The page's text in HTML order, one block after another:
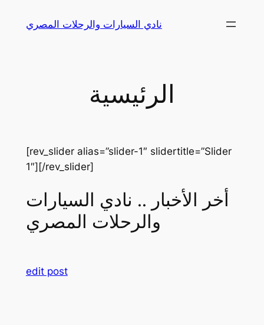
نادي السيارات والرحلات المصري
الرئيسية
[rev_slider alias=”slider-1″ slidertitle=”Slider
1″][/rev_slider]
أخر الأخبار .. نادي السيارات
والرحلات المصري
edit post